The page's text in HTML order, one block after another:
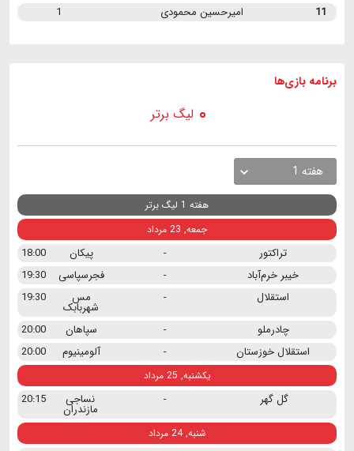
11
امیرحسین محمودی 1
برنامه بازی ها
لیگ برتر
هفته 1
هفته 1 لیگ برتر
جمعه, 23 مرداد
تراکتور - پیکان
18:00
خیبر خرم‌آباد
- فجرسپاسی
19:30
استقلال
- مس
شهربابک
19:30
چادرملو
- سپاهان
20:00
استقلال خوزستان
- آلومینیوم 20:00
یکشنبه, 25 مرداد
گل گهر - نساجی
مازندران
20:15
شنبه, 24 مرداد